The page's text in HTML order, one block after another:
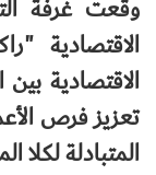
وقّعت غرفة
الاقتصادية
الاقتصادية
تعزيز فرص
المتبادلة لكلا